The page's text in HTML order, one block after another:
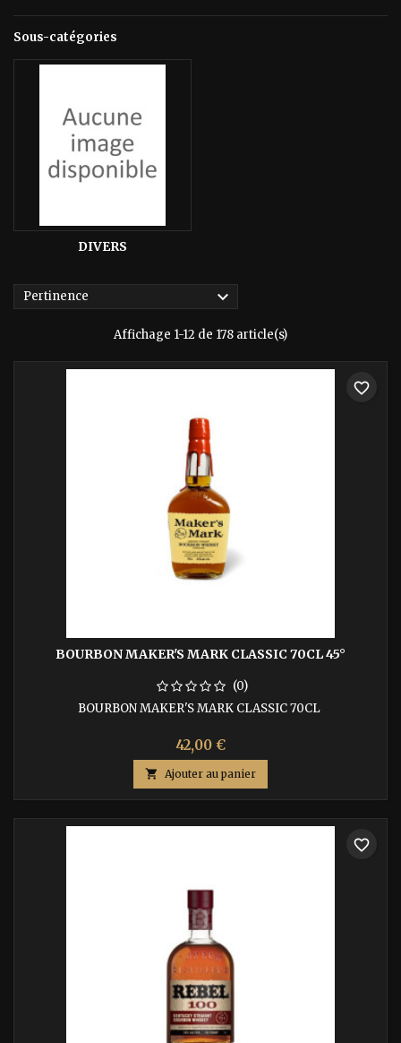
Sous-catégories
DIVERS
Pertinence 
Affichage 1-12 de 178 article(s)
BOURBON MAKER'S MARK CLASSIC 70CL 45°
(0)
BOURBON MAKER'S MARK CLASSIC 70CL
42,00 €
 Ajouter au panier
favorite_border
favorite_border